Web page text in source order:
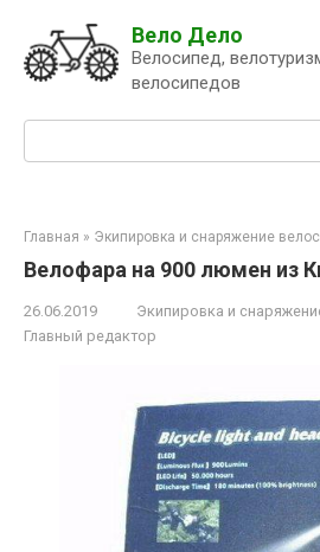
контенту
Вело Дело
Велосипед,
велосипедов
Главная » Экипировка и снаряжение
Велофара на 900 люмен из
26.06.2019
Экипировка и
Главный редактор